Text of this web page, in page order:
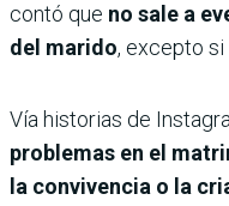
contó que no sale a
del marido, excepto si
Vía historias de
problemas en el
la convivencia o la